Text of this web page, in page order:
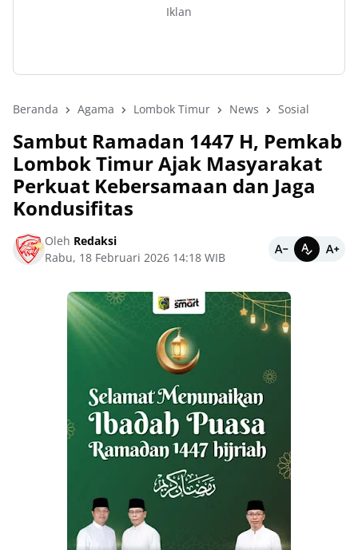
Iklan
Beranda Agama Lombok Timur News Sosial
Sambut Ramadan 1447 H, Pemkab
Lombok Timur Ajak Masyarakat
Perkuat Kebersamaan dan Jaga
Kondusifitas
Oleh Redaksi
Rabu, 18 Februari 2026 14:18 WIB